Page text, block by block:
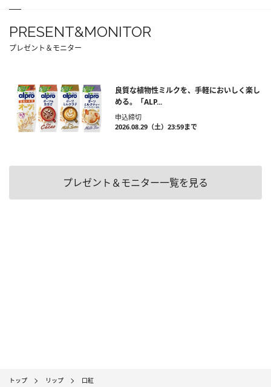
PRESENT&MONITOR
プレゼント＆モニター
良質な植物性ミルクを、手軽においしく楽し
める。「ALP...
申込締切
2026.08.29（土）23:59まで
プレゼント＆モニター一覧を見る
トップ リップ 口紅